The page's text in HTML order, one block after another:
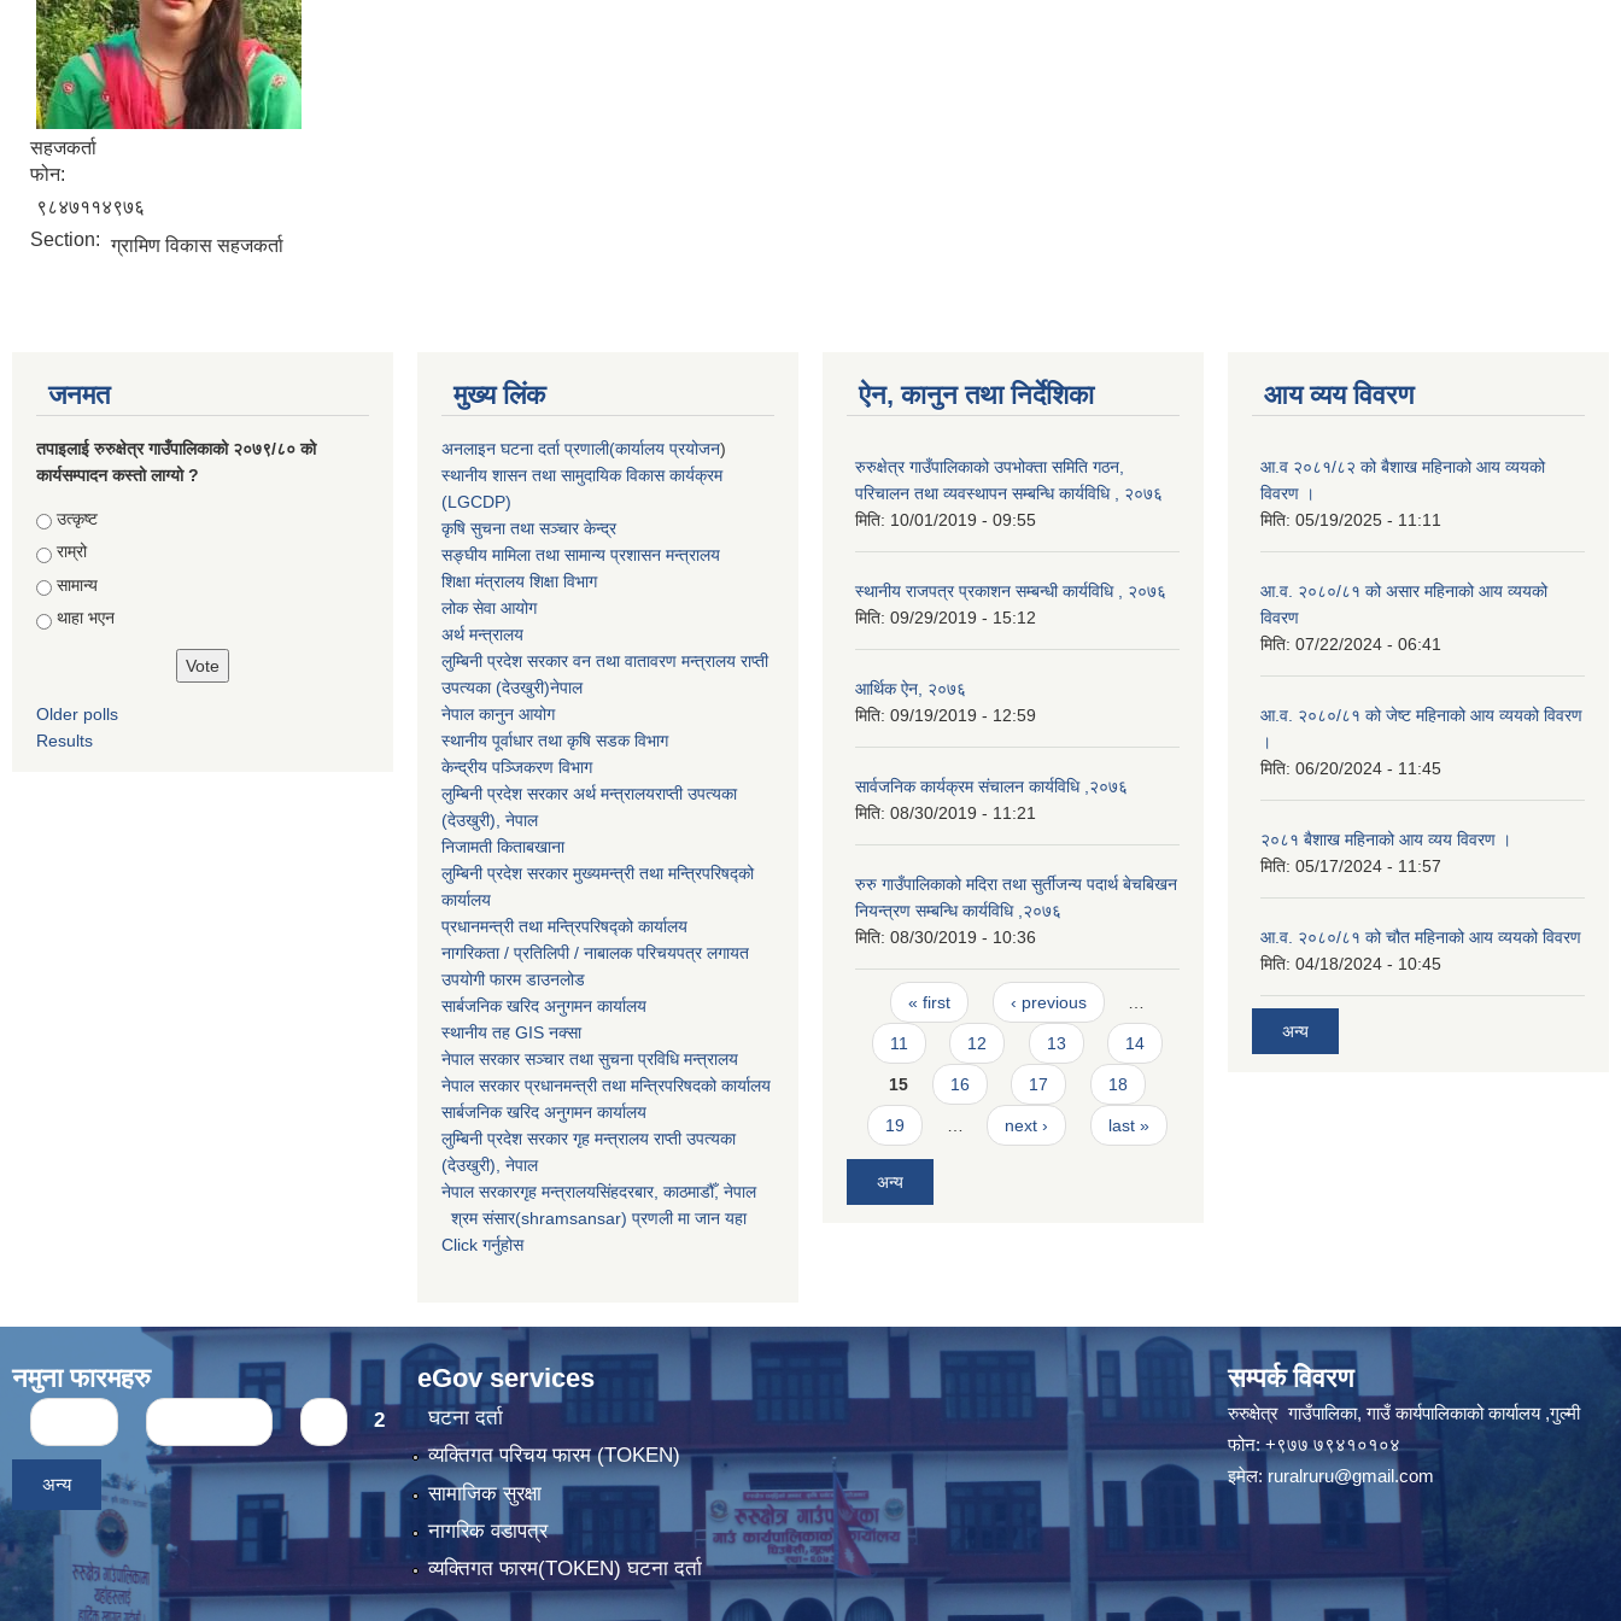
सहजकर्ता
फोन:
९८४७११४९७६
Section: ग्रामिण विकास सहजकर्ता
जनमत
तपाइलाई रुरुक्षेत्र गाउँपालिकाको २०७९/८० को
कार्यसम्पादन कस्तो लाग्यो ?
Choices
उत्कृष्ट
राम्रो
सामान्य
थाहा भएन
Older polls
Results
मुख्य लिंक
अनलाइन घटना दर्ता प्रणाली(कार्यालय प्रयोजन)
स्थानीय शासन तथा सामुदायिक विकास कार्यक्रम
(LGCDP)
कृषि सुचना तथा सञ्चार केन्द्र
सङ्घीय मामिला तथा सामान्य प्रशासन मन्त्रालय
शिक्षा मंत्रालय शिक्षा विभाग
लोक सेवा आयोग
अर्थ मन्त्रालय
लुम्बिनी प्रदेश सरकार वन तथा वातावरण मन्त्रालय राप्ती
उपत्यका (देउखुरी)नेपाल
नेपाल कानुन आयोग
स्थानीय पूर्वाधार तथा कृषि सडक विभाग
केन्द्रीय पञ्जिकरण विभाग
लुम्बिनी प्रदेश सरकार अर्थ मन्त्रालयराप्ती उपत्यका
(देउखुरी), नेपाल
निजामती किताबखाना
लुम्बिनी प्रदेश सरकार मुख्यमन्त्री तथा मन्त्रिपरिषद्को
कार्यालय
प्रधानमन्त्री तथा मन्त्रिपरिषद्को कार्यालय
नागरिकता / प्रतिलिपी / नाबालक परिचयपत्र लगायत
उपयोगी फारम डाउनलोड
सार्बजनिक खरिद अनुगमन कार्यालय
स्थानीय तह GIS नक्सा
नेपाल सरकारसञ्चार तथा सुचना प्रविधि मन्त्रालय
नेपाल सरकार प्रधानमन्त्री तथा मन्त्रिपरिषदको कार्यालय
सार्बजनिक खरिद अनुगमन कार्यालय
लुम्बिनी प्रदेश सरकार गृह मन्त्रालय राप्ती उपत्यका
(देउखुरी), नेपाल
नेपाल सरकारगृह मन्त्रालयसिंहदरबार, काठमाडौँ, नेपाल
श्रम संसार(shramsansar) प्रणली मा जान यहा
Click गर्नुहोस
ऐन, कानुन तथा निर्देशिका
रुरुक्षेत्र गाउँपालिकाको उपभोक्ता समिति गठन,
परिचालन तथा व्यवस्थापन सम्बन्धि कार्यविधि , २०७६
मिति: 10/01/2019 - 09:55
स्थानीय राजपत्र प्रकाशन सम्बन्धी कार्यविधि , २०७६
मिति: 09/29/2019 - 15:12
आर्थिक ऐन, २०७६
मिति: 09/19/2019 - 12:59
सार्वजनिक कार्यक्रम संचालन कार्यविधि ,२०७६
मिति: 08/30/2019 - 11:21
रुरु गाउँपालिकाको मदिरा तथा सुर्तीजन्य पदार्थ बेचबिखन
नियन्त्रण सम्बन्धि कार्यविधि ,२०७६
मिति: 08/30/2019 - 10:36
Pages
« first ‹ previous
11 12 13 14
15 16 17 18
19 next › last »
अन्य
आय व्यय विवरण
आ.व २०८१/८२ को बैशाख महिनाको आय व्ययको
विवरण ।
मिति: 05/19/2025 - 11:11
आ.व. २०८०/८१ को असार महिनाको आय व्ययको
विवरण
मिति: 07/22/2024 - 06:41
आ.व. २०८०/८१ को जेष्ट महिनाको आय व्ययको विवरण
।
मिति: 06/20/2024 - 11:45
२०८१ बैशाख महिनाको आय व्यय विवरण ।
मिति: 05/17/2024 - 11:57
आ.व. २०८०/८१ को चौत महिनाको आय व्ययको विवरण
मिति: 04/18/2024 - 10:45
अन्य
नमुना फारमहरु
Pages 2
अन्य
eGov services
घटना दर्ता
व्यक्तिगत परिचय फारम (TOKEN)
सामाजिक सुरक्षा
नागरिक वडापत्र
व्यक्तिगत फारम(TOKEN) घटना दर्ता
सम्पर्क विवरण
रुरुक्षेत्र गाउँपालिका, गाउँ कार्यपालिकाको कार्यालय ,गुल्मी
फोन: +९७७ ७९४१०१०४
इमेल: ruralruru@gmail.com